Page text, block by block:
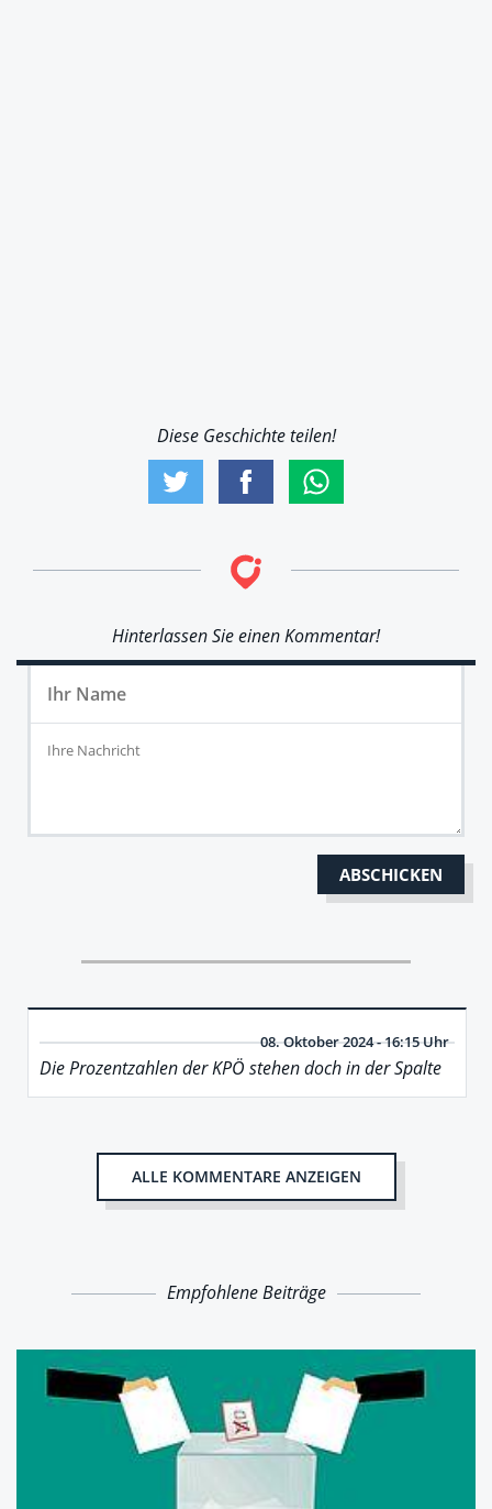
Diese Geschichte teilen!
Hinterlassen Sie einen Kommentar!
08. Oktober 2024 - 16:15 Uhr
Die Prozentzahlen der KPÖ stehen doch in der Spalte
ALLE KOMMENTARE ANZEIGEN
Empfohlene Beiträge